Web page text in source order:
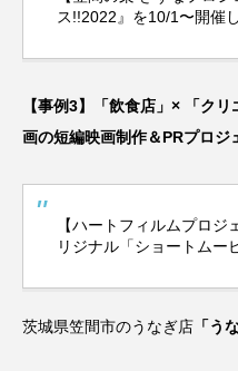
ス!!2022』を10/1〜開催
【事例3】「飲食店」× 「ク
画の短編映画制作＆PRプロジ
【ハートフィルムプロ
リジナル「ショートムー
茨城県笠間市のうなぎ店 「う